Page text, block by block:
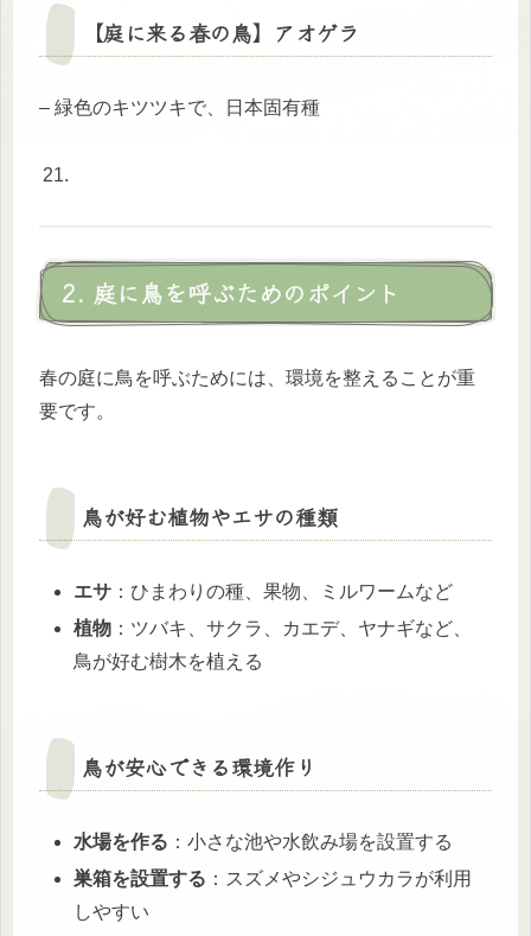
【庭に来る春の鳥】 アオゲラ
– 緑色のキツツキで、日本固有種
2. 庭に鳥を呼ぶためのポイント
春の庭に鳥を呼ぶためには、環境を整えることが重
要です。
鳥が好む植物やエサの種類
エサ ：ひまわりの種、果物、ミルワームなど
植物 ：ツバキ、サクラ、カエデ、ヤナギなど、
鳥が好む樹木を植える
鳥が安心できる環境作り
水場を作る ：小さな池や水飲み場を設置する
巣箱を設置する ：スズメやシジュウカラが利用
しやすい